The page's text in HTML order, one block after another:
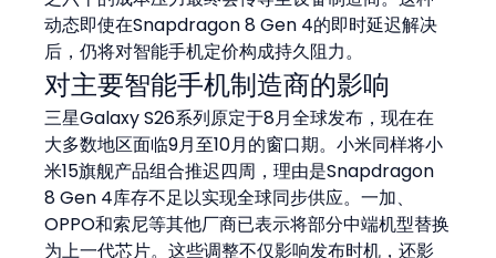
动态即使在Snapdragon 8 Gen 4的即时延迟解决
后，仍将对智能手机定价构成持久阻力。
对主要智能手机制造商的影响
三星Galaxy S26系列原定于8月全球发布，现在在
大多数地区面临9月至10月的窗口期。小米同样将小
米15旗舰产品组合推迟四周，理由是Snapdragon
8 Gen 4库存不足以实现全球同步供应。一加、
OPPO和索尼等其他厂商已表示将部分中端机型替换
为上一代芯片。这些调整不仅影响发布时机，还影